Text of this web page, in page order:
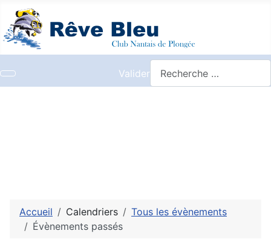
Valider
Accueil Calendriers
Tous les évènements
Évènements passés